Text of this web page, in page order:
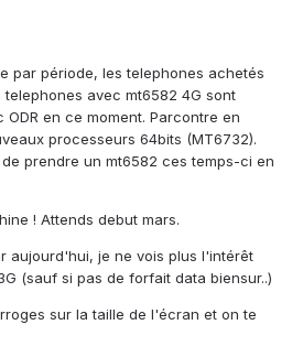
par période, les telephones achetés
telephones avec mt6582 4G sont
en ce moment. Parcontre en
processeurs 64bits (MT6732).
prendre un mt6582 ces temps-ci en
! Attends debut mars.
aujourd'hui, je ne vois plus l'intérêt
(sauf si pas de forfait data biensur..)
sur la taille de l'écran et on te